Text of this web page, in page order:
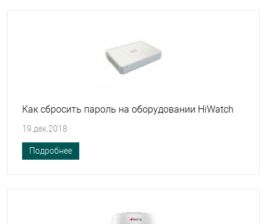
Как сбросить пароль на оборудовании HiWatch
19.дек.2018
Подробнее